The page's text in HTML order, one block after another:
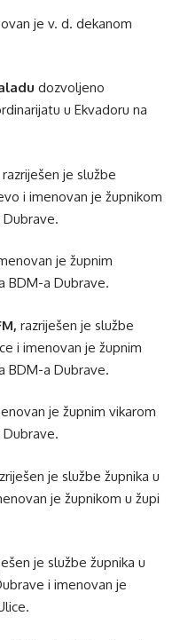
je v. d. dekanom
dozvoljeno
u Ekvadoru na
razriješen je službe
i imenovan je župnikom
Dubrave.
je župnim
BDM-a Dubrave.
razriješen je službe
i imenovan je župnim
BDM-a Dubrave.
je župnim vikarom
Dubrave.
je službe župnika u
je župnikom u župi
je službe župnika u
i imenovan je